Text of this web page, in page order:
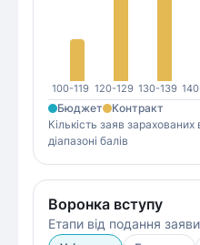
100-119 120-129 130-139
Бюджет
Контракт
Кількість заяв
діапазоні балів
Воронка вступу
Етапи від подання